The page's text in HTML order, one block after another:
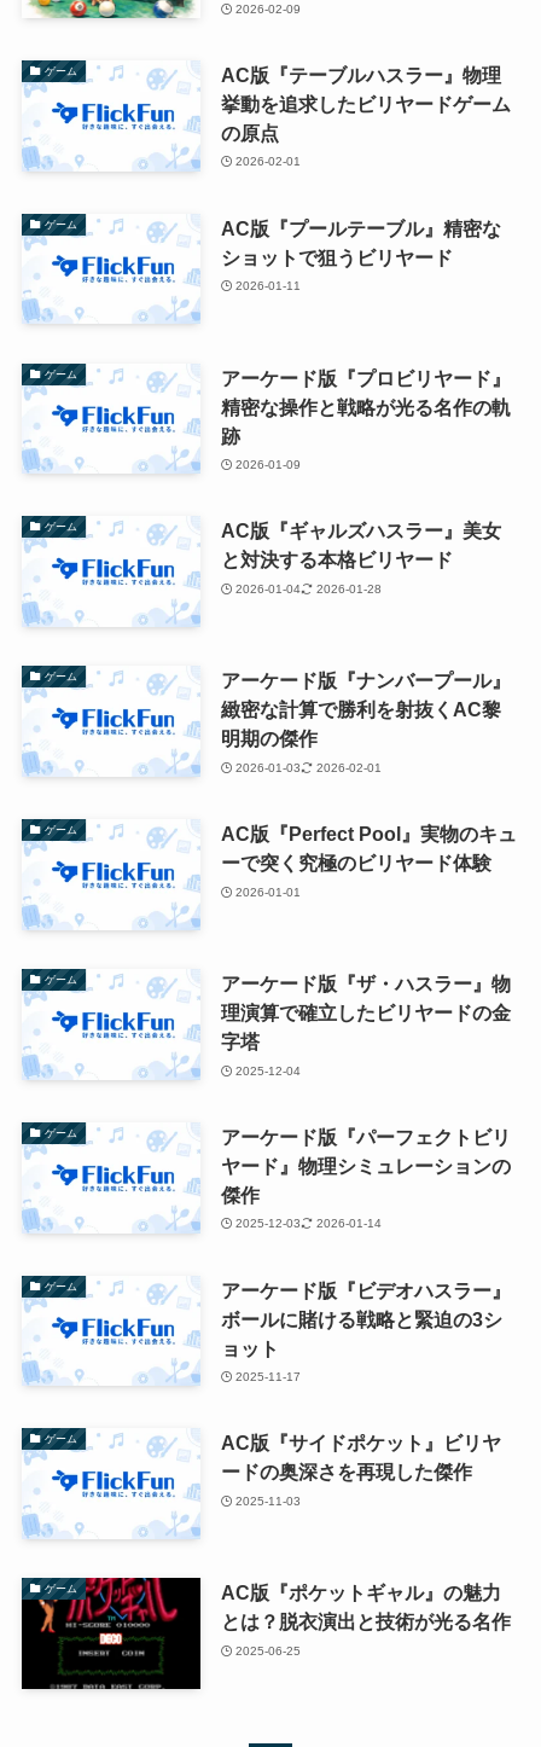
2026-02-09
ゲーム
AC版『テーブルハスラー』物理
挙動を追求したビリヤードゲーム
の原点
2026-02-01
ゲーム
AC版『プールテーブル』精密な
ショットで狙うビリヤード
2026-01-11
ゲーム
アーケード版『プロビリヤード』
精密な操作と戦略が光る名作の軌
跡
2026-01-09
ゲーム
AC版『ギャルズハスラー』美女
と対決する本格ビリヤード
2026-01-04 2026-01-28
ゲーム
アーケード版『ナンバープール』
緻密な計算で勝利を射抜くAC黎
明期の傑作
2026-01-03 2026-02-01
ゲーム
AC版『Perfect Pool』実物のキュ
ーで突く究極のビリヤード体験
2026-01-01
ゲーム
アーケード版『ザ・ハスラー』物
理演算で確立したビリヤードの金
字塔
2025-12-04
ゲーム
アーケード版『パーフェクトビリ
ヤード』物理シミュレーションの
傑作
2025-12-03 2026-01-14
ゲーム
アーケード版『ビデオハスラー』
ボールに賭ける戦略と緊迫の3シ
ョット
2025-11-17
ゲーム
AC版『サイドポケット』ビリヤ
ードの奥深さを再現した傑作
2025-11-03
ゲーム
AC版『ポケットギャル』の魅力
とは？脱衣演出と技術が光る名作
2025-06-25